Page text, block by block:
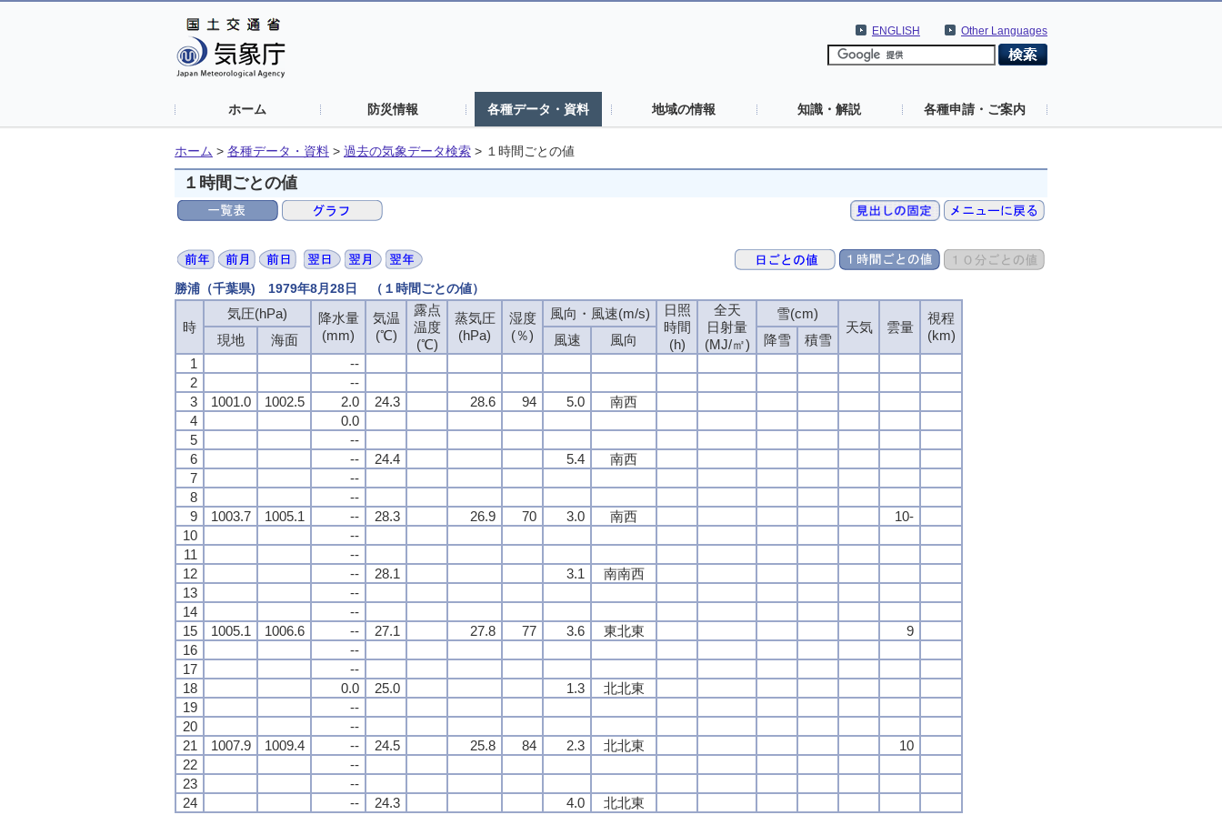
Other Languages
ENGLISH
ホーム 防災情報 各種データ・資料 地域の情報 知識・解説 各種申請・ご案内
ホーム > 各種データ・資料 > 過去の気象データ検索 > １時間ごとの値
１時間ごとの値
勝浦（千葉県) 1979年8月28日 （１時間ごとの値）
時
気圧(hPa)
降水量
(mm)
気温
(℃)
露点
温度
(℃)
蒸気圧
(hPa)
湿度
(％)
風向・風速(m/s)
日照
時間
(h)
全天
日射量
(MJ/㎡)
雪(cm)
天気
雲量
視程
(km)
現地 海面 風速 風向 降雪
積雪
1
--
2
--
3
1001.0 1002.5 2.0 24.3 28.6 94 5.0
南西
4
0.0
5
--
6
-- 24.4 5.4
南西
7
--
8
--
9
1003.7 1005.1 -- 28.3 26.9 70 3.0 南西
10-
10
--
11
--
12
-- 28.1 3.1
南南西
13
--
14
--
15
1005.1 1006.6 -- 27.1 27.8 77 3.6 東北東
9
16
--
17
--
18
0.0 25.0 1.3
北北東
19
--
20
--
21
1007.9 1009.4 -- 24.5 25.8 84 2.3 北北東
10
22
--
23
--
24
-- 24.3 4.0 北北東